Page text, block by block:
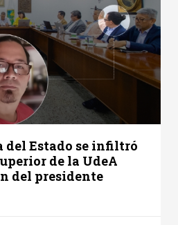
Estado se infiltró
de la UdeA
del presidente